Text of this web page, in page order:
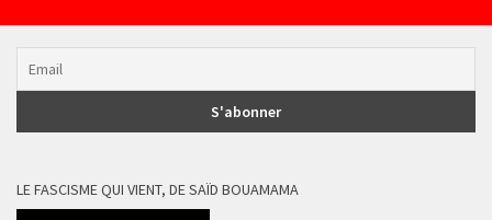
LE FASCISME QUI VIENT, DE SAÏD BOUAMAMA